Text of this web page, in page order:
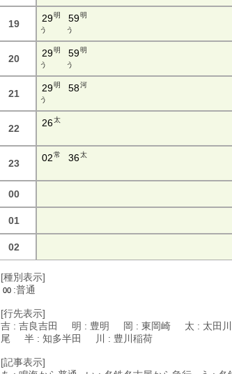
19 29明
う
59明
う
20 29明
う
59明
う
21 29明
う
58河
22 26太
23 02常 36太
00
01
02
[種別表示]
00 :普通
[行先表示]
吉 : 吉良吉田 明 : 豊明 岡 : 東岡崎 太 : 太
尾 半 : 知多半田 川 : 豊川稲荷
[記事表示]